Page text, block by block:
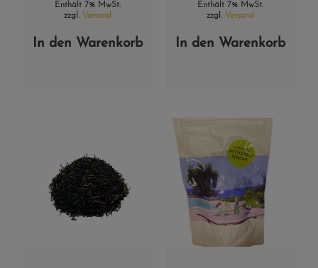
Enthält 7% MwSt.
zzgl. Versand
In den Warenkorb
Enthält 7% MwSt.
zzgl. Versand
In den Warenkorb